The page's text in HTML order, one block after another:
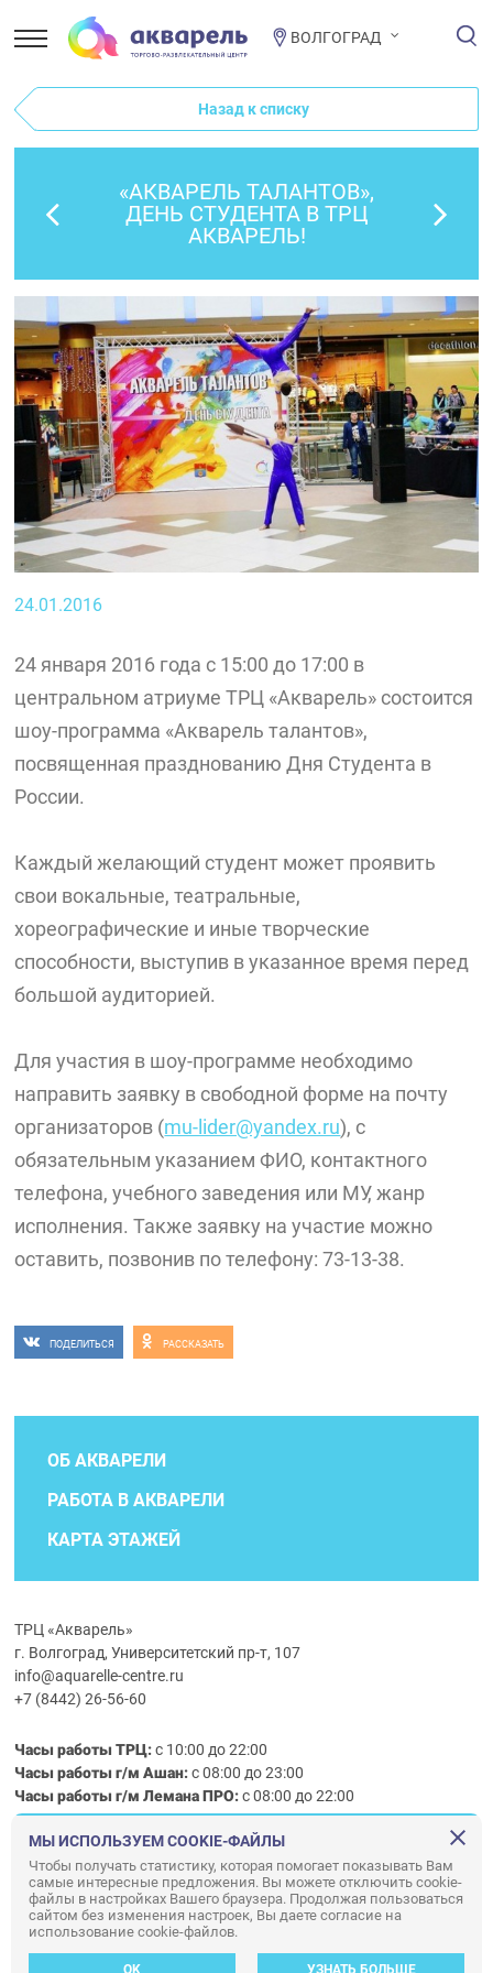
ВОЛГОГРАД
Назад к списку
«АКВАРЕЛЬ ТАЛАНТОВ»,
ДЕНЬ СТУДЕНТА В ТРЦ
АКВАРЕЛЬ!
24.01.2016
24 января 2016 года с 15:00 до 17:00 в
центральном атриуме ТРЦ «Акварель» состоится
шоу-программа «Акварель талантов»,
посвященная празднованию Дня Студента в
России.
Каждый желающий студент может проявить
свои вокальные, театральные,
хореографические и иные творческие
способности, выступив в указанное время перед
большой аудиторией.
Для участия в шоу-программе необходимо
направить заявку в свободной форме на почту
организаторов (mu-lider@yandex.ru), с
обязательным указанием ФИО, контактного
телефона, учебного заведения или МУ, жанр
исполнения. Также заявку на участие можно
оставить, позвонив по телефону: 73-13-38.
ПОДЕЛИТЬСЯ РАССКАЗАТЬ
ОБ АКВАРЕЛИ
РАБОТА В АКВАРЕЛИ
КАРТА ЭТАЖЕЙ
ТРЦ «Акварель»
г. Волгоград, Университетский пр-т, 107
info@aquarelle-centre.ru
+7 (8442) 26-56-60
Часы работы ТРЦ:с 10:00 до 22:00
Часы работы г/м Ашан:с 08:00 до 23:00
Часы работыг/мЛемана ПРО:с 08:00 до 22:00
Правила посещения ТРЦ «Акварель»
ООО «АКВАРЕЛЬ»
© ООО «Акварель» 2010–2026. All right reserved.
Дизайн концепция сайта —
Адаптивный дизайн и программирование —34 ВЕБ
МЫ ИСПОЛЬЗУЕМ COOKIE-ФАЙЛЫ
Чтобы получать статистику, которая помогает показывать Вам
самые интересные предложения. Вы можете отключить cookie-
файлы в настройках Вашего браузера. Продолжая пользоваться
сайтом без изменения настроек, Вы даете согласие на
использование cookie-файлов.
OK УЗНАТЬ БОЛЬШЕ